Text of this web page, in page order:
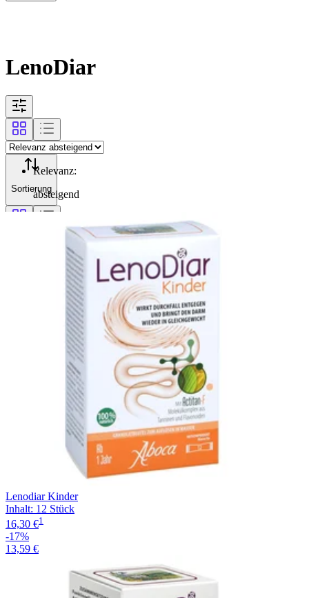
LenoDiar
Sortierung
Relevanz:
absteigend
Lenodiar Kinder
Inhalt: 12 Stück
16,30 €1
-17%
13,59 €